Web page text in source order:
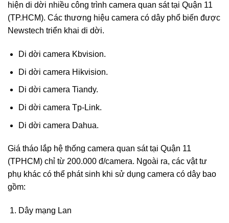
hiện di dời nhiều công trình camera quan sát tại Quận 11
(TP.HCM). Các thương hiệu camera có dây phổ biến được
Newstech triển khai di dời.
Di dời camera Kbvision.
Di dời camera Hikvision.
Di dời camera Tiandy.
Di dời camera Tp-Link.
Di dời camera Dahua.
Giá tháo lắp hệ thống camera quan sát tại Quận 11
(TPHCM) chỉ từ 200.000 đ/camera. Ngoài ra, các vật tư
phụ khác có thể phát sinh khi sử dụng camera có dây bao
gồm:
Dây mạng Lan